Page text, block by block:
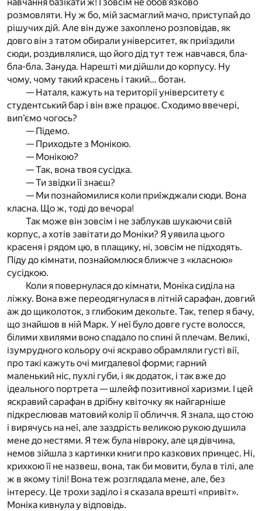
розмовляти. Ну ж бо, мій засмаглий мачо, приступай до
рішучих дій. Але він дуже захоплено розповідав, як
довго він з татом обирали університет, як приїздили
сюди, роздивлялися, що його дід тут теж навчався, бла-
бла-бла. Зануда. Нарешті ми дійшли до корпусу. Ну
чому, чому такий красень і такий… ботан.
— Наталя, кажуть на території університету є
студентський бар і він вже працює. Сходимо ввечері,
вип’ємо чогось?
— Підемо.
— Приходьте з Монікою.
— Монікою?
— Так, вона твоя сусідка.
— Ти звідки її знаєш?
— Ми познайомилися коли приїжджали сюди. Вона
класна. Що ж, тоді до вечора!
Так може він зовсім і не заблукав шукаючи свій
корпус, а хотів завітати до Моніки? Я уявила цього
красеня і рядом цю, в плащику, ні, зовсім не підходять.
Піду до кімнати, познайомлюся ближче з «класною»
сусідкою.
Коли я повернулася до кімнати, Моніка сиділа на
ліжку. Вона вже переодягнулася в літній сарафан, довгий
аж до щиколоток, з глибоким декольте. Так, тепер я бачу,
що знайшов в ній Марк. У неї було довге густе волосся,
білими хвилями воно спадало по спині й плечам. Великі,
ізумрудного кольору очі яскраво обрамляли густі вії,
про такі кажуть очі мигдалевої форми; гарний
маленький ніс, пухлі губи, і як додаток, і так вже до
ідеального портрета — шлейф позитивної харизми. І цей
яскравий сарафан в дрібну квіточку як найгарніше
підкреслював матовий колір її обличчя. Я знала, що стою
і вирячусь на неї, але заздрість великою рукою душила
мене до нестями. Я теж була нівроку, але ця дівчина,
немов зійшла з картинки книги про казкових принцес. Ні,
крихкою її не назвеш, вона, так би мовити, була в тілі, але
ж в якому тілі! Вона теж розглядала мене, але, без
інтересу. Це трохи заділо і я сказала врешті «привіт».
Моніка кивнула у відповідь.